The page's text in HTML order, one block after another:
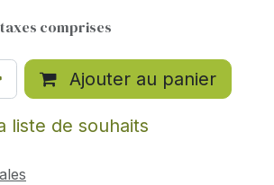
comprises
Ajouter au panier
liste de souhaits